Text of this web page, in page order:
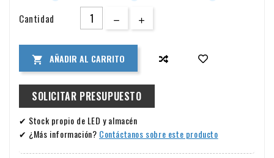
Cantidad
 AÑADIR AL CARRITO
SOLICITAR PRESUPUESTO
✔ Stock propio de LED y almacén
✔ ¿Más información? Contáctanos sobre este producto